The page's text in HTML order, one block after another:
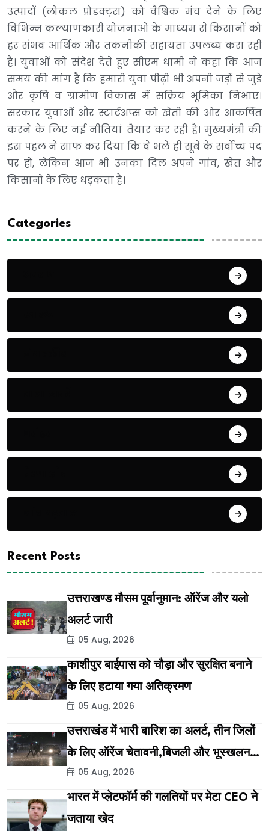
उत्पादों (लोकल प्रोडक्ट्स) को वैश्विक मंच देने के लिए
विभिन्न कल्याणकारी योजनाओं के माध्यम से किसानों को
हर संभव आर्थिक और तकनीकी सहायता उपलब्ध करा रही
है। युवाओं को संदेश देते हुए सीएम धामी ने कहा कि आज
समय की मांग है कि हमारी युवा पीढ़ी भी अपनी जड़ों से जुड़े
और कृषि व ग्रामीण विकास में सक्रिय भूमिका निभाए।
सरकार युवाओं और स्टार्टअप्स को खेती की ओर आकर्षित
करने के लिए नई नीतियां तैयार कर रही है। मुख्यमंत्री की
इस पहल ने साफ कर दिया कि वे भले ही सूबे के सर्वोच्च पद
पर हों, लेकिन आज भी उनका दिल अपने गांव, खेत और
किसानों के लिए धड़कता है।
Categories
Recent Posts
उत्तराखण्ड मौसम पूर्वानुमान: ऑरेंज और यलो
अलर्ट जारी
05 Aug, 2026
काशीपुर बाईपास को चौड़ा और सुरक्षित बनाने
के लिए हटाया गया अतिक्रमण
05 Aug, 2026
उत्तराखंड में भारी बारिश का अलर्ट, तीन जिलों
के लिए ऑरेंज चेतावनी,बिजली और भूस्खलन
का भी खतरा
05 Aug, 2026
भारत में प्लेटफॉर्म की गलतियों पर मेटा CEO ने
जताया खेद